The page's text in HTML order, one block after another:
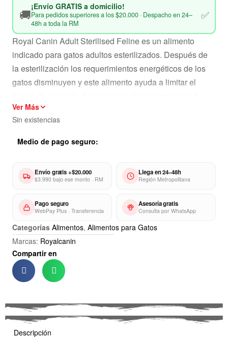
🚚
¡Envío GRATIS a domicilio!
Para pedidos superiores a los $20.000 · Despacho en 24–
48h a toda la RM
✅
Royal Canin Adult Sterilised Feline es un alimento
indicado para gatos adultos esterilizados. Después de
la esterilización los requerimientos energéticos de los
gatos disminuyen y este alimento ayuda a limitar el
mantener un sistema urinario saludable al proporcionar
un equilibrio mineral adecuado.
Ver Más
Sin existencias
Medio de pago seguro:
Envío gratis +$20.000
$3.990 bajo ese monto · RM
Llega en 24–48h
Región Metropolitana
Pago seguro
WebPay Plus · Transferencia
Asesoría gratis
Consulta por WhatsApp
Categorías Alimentos, Alimentos para Gatos
Marcas: Royalcanin
Compartir en
Descripción